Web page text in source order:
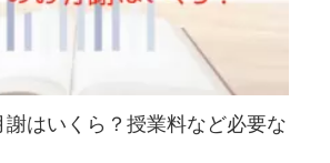
はいくら？授業料など必要な